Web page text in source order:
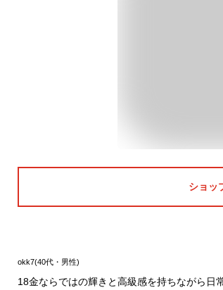
ショッ
okk7(40代・男性)
18金ならではの輝きと高級感を持ちながら日